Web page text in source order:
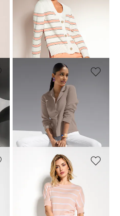
MADELEINE
Vest. Puur katoen
179,95 €
Laagste prijs van de afgelopen 30
dagen**: 99,00 €
(-10%)
Smalle gebreide blazer met lange mouwen
MADELEINE
179,95 €
+1 Kleuren
Laagste prijs van de afgelopen 30
dagen**: 109,00 € (-9%)
MADELEINE
Trui. Puur katoen
109,95 €
+2 Kleuren